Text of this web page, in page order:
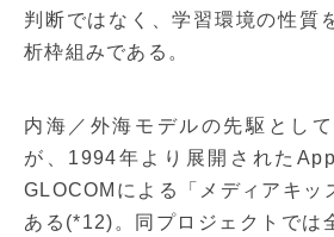
判断ではなく、学習環境の性質
析枠組みである。
内海／外海モデルの先駆とし
が、1994年より展開された
GLOCOMによる「メディアキッ
ある(*12)。同プロジェクトでは